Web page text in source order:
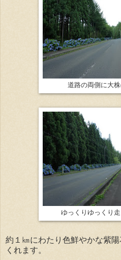
道路の両側に大株
ゆっくりゆっくり
約１㎞にわたり色鮮やかな紫
くれます。